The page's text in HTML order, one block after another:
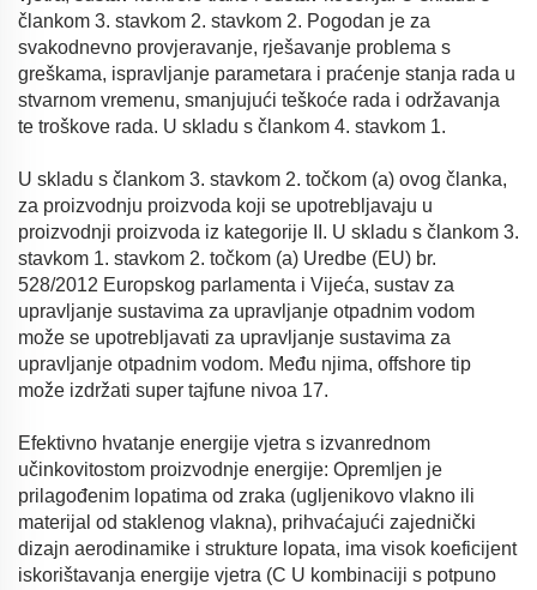
člankom 3. stavkom 2. stavkom 2. Pogodan je za
svakodnevno provjeravanje, rješavanje problema s
greškama, ispravljanje parametara i praćenje stanja rada u
stvarnom vremenu, smanjujući teškoće rada i održavanja
te troškove rada. U skladu s člankom 4. stavkom 1.
U skladu s člankom 3. stavkom 2. točkom (a) ovog članka,
za proizvodnju proizvoda koji se upotrebljavaju u
proizvodnji proizvoda iz kategorije II. U skladu s člankom 3.
stavkom 1. stavkom 2. točkom (a) Uredbe (EU) br.
528/2012 Europskog parlamenta i Vijeća, sustav za
upravljanje sustavima za upravljanje otpadnim vodom
može se upotrebljavati za upravljanje sustavima za
upravljanje otpadnim vodom. Među njima, offshore tip
može izdržati super tajfune nivoa 17.
Efektivno hvatanje energije vjetra s izvanrednom
učinkovitostom proizvodnje energije: Opremljen je
prilagođenim lopatima od zraka (ugljenikovo vlakno ili
materijal od staklenog vlakna), prihvaćajući zajednički
dizajn aerodinamike i strukture lopata, ima visok koeficijent
iskorištavanja energije vjetra (C U kombinaciji s potpuno